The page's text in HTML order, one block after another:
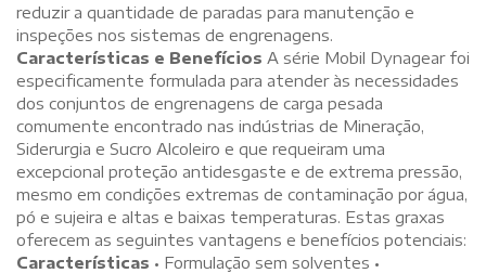
reduzir a quantidade de paradas para manutenção e
inspeções nos sistemas de engrenagens.
Características e Benefícios A série Mobil Dynagear foi
especificamente formulada para atender às necessidades
dos conjuntos de engrenagens de carga pesada
comumente encontrado nas indústrias de Mineração,
Siderurgia e Sucro Alcoleiro e que requeiram uma
excepcional proteção antidesgaste e de extrema pressão,
mesmo em condições extremas de contaminação por água,
pó e sujeira e altas e baixas temperaturas. Estas graxas
oferecem as seguintes vantagens e benefícios potenciais:
Características • Formulação sem solventes •